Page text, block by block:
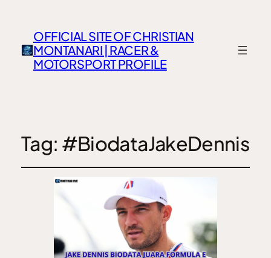
OFFICIAL SITE OF CHRISTIAN
MONTANARI | RACER &
MOTORSPORT PROFILE
Tag: #BiodataJakeDennis